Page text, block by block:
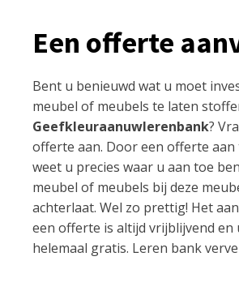
Een offerte
Bent u benieuwd wat u moet
meubel of meubels te laten
Geefkleuraanuwlerenbank?
offerte aan. Door een offerte aan
weet u precies waar u aan toe
meubel of meubels bij deze
achterlaat. Wel zo prettig! Het
een offerte is altijd vrijblijvend
helemaal gratis. Leren bank